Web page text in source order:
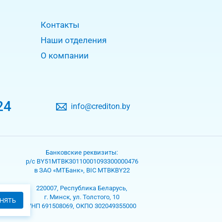
Контакты
Наши отделения
О компании
info@crediton.by
Банковские реквизиты:
р/с BY51MTBK30110001093300000476
в ЗАО «МТБанк», BIC MTBKBY22
220007, Республика Беларусь,
г. Минск, ул. Толстого, 10
УНП 691508069, ОКПО 302049355000